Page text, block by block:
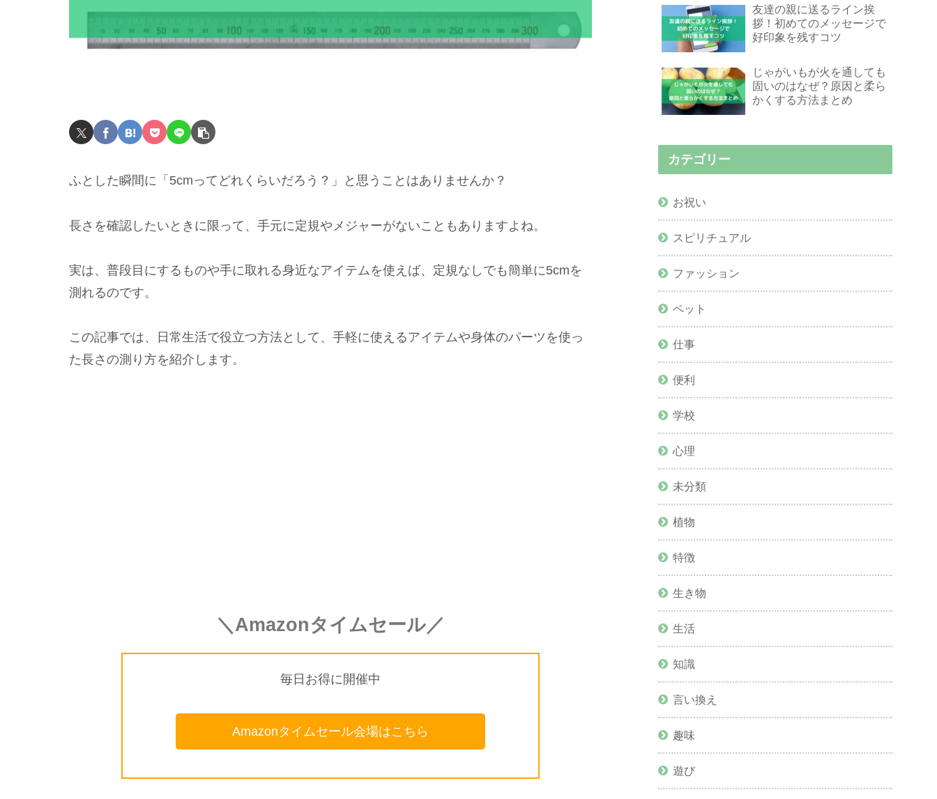
ふとした瞬間に「5cmってどれくらいだろう？」と思うことはありませんか？
長さを確認したいときに限って、手元に定規やメジャーがないこともありますよね。
実は、普段目にするものや手に取れる身近なアイテムを使えば、定規なしでも簡単に5cmを
測れるのです。
この記事では、日常生活で役立つ方法として、手軽に使えるアイテムや身体のパーツを使っ
た長さの測り方を紹介します。
＼Amazonタイムセール／
毎日お得に開催中
Amazonタイムセール会場はこちら
友達の親に送るライン挨
拶！初めてのメッセージで
好印象を残すコツ
じゃがいもが火を通しても
固いのはなぜ？原因と柔ら
かくする方法まとめ
カテゴリー
お祝い
スピリチュアル
ファッション
ペット
仕事
便利
学校
心理
未分類
植物
特徴
生き物
生活
知識
言い換え
趣味
遊び